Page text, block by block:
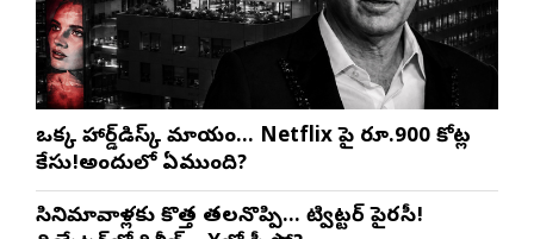
ఒక్క హార్డ్‌డిస్క్ మాయం… Netflix పై రూ.900 కోట్ల
కేసు!అందులో ఏముంది?
సినిమావాళ్లకు కొత్త తలనొప్పి… ట్విట్టర్ పైరసీ!